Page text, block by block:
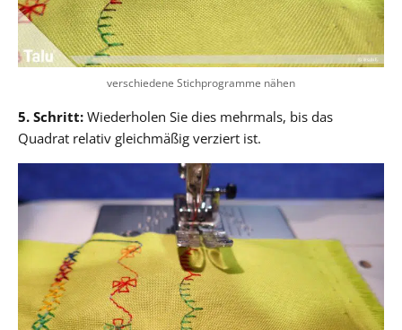
verschiedene Stichprogramme nähen
5. Schritt: Wiederholen Sie dies mehrmals, bis das
Quadrat relativ gleichmäßig verziert ist.